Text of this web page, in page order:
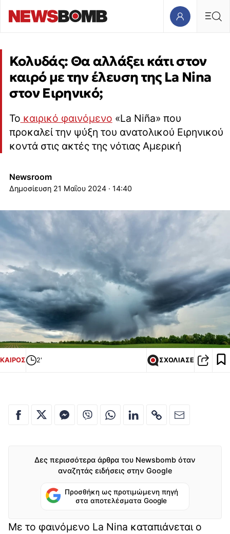
Κολυδάς: Θα αλλάξει κάτι στον
καιρό με την έλευση της La Nina
στον Ειρηνικό;
Το καιρικό φαινόμενο «La Niña» που
προκαλεί την ψύξη του ανατολικού Ειρηνικού
κοντά στις ακτές της νότιας Αμερική
Newsroom
21 Μαΐου 2024 · 14:40
ΚΑΙΡΟΣ 2' ΣΧΟΛΙΑΣΕ
Δες περισσότερα άρθρα του Newsbomb όταν
αναζητάς ειδήσεις στην Google
Προσθήκη ως προτιμώμενη πηγή
στα αποτελέσματα Google
Με το φαινόμενο La Nina καταπιάνεται ο